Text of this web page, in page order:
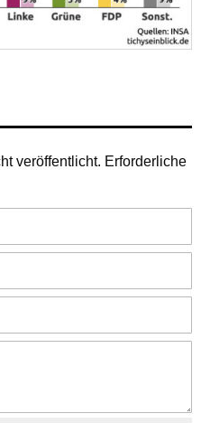
veröffentlicht. Erforderliche